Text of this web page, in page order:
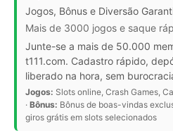
Jogos, Bônus e Diversão
Mais de 3000 jogos e saque
Junte-se a mais de 50.000
t111.com. Cadastro rápido,
liberado na hora, sem
Jogos: Slots online, Crash Games,
· Bônus: Bônus de boas-vindas
giros grátis em slots selecionados